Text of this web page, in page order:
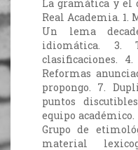
La gramática y
Real Academia. 1.
Un lema
idiomática. 3.
clasificaciones. 4.
Reformas
propongo. 7.
puntos
equipo académico.
Grupo de
material